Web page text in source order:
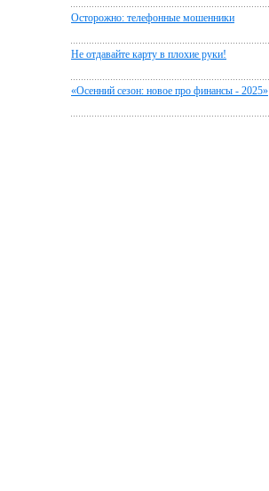
Осторожно: телефонные мошенники
Не отдавайте карту в плохие руки!
«Осенний сезон: новое про финансы - 2025»